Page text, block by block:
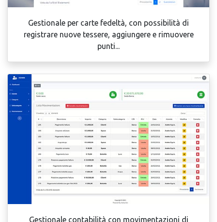
Gestionale per carte fedeltà, con possibilità di
registrare nuove tessere, aggiungere e rimuovere
punti...
Gestionale contabilità con movimentazioni di